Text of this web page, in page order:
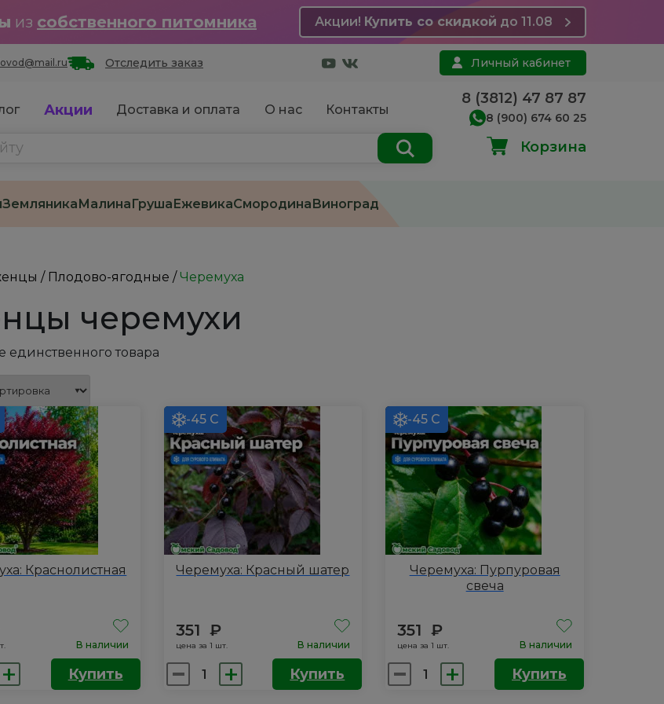
из собственного питомника Акции! Купить со скидкой до 11.08
Отследить заказ Личный кабинет
Акции Доставка и оплата О нас Контакты
8 (3812) 47 87 87
8 (900) 674 60 25
Корзина
ЗемляникаМалинаГрушаЕжевикаСмородинаВиноград
/ Плодово-ягодные / Черемуха
черемухи
единственного товара
Краснолистная
В наличии
Купить
-45 С
Черемуха: Красный шатер
351 ₽
цена за 1 шт. В наличии
Количество
товара
Купить
-45 С
Черемуха: Пурпуровая
свеча
351₽
цена за 1 шт. В наличии
Количество
товара
Купить